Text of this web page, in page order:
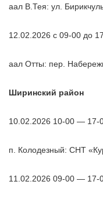
аал В.Тея: ул.
12.02.2026 с 09-00 до
аал Отты: пер.
Ширинский район
10.02.2026 10-00 — 17-
п. Колодезный: СНТ
11.02.2026 09-00 — 17-